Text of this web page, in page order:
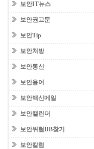
보안IT뉴스
보안권고문
보안Tip
보안처방
보안통신
보안용어
보안백신메일
보안캘린더
보안위협DB찾기
보안칼럼